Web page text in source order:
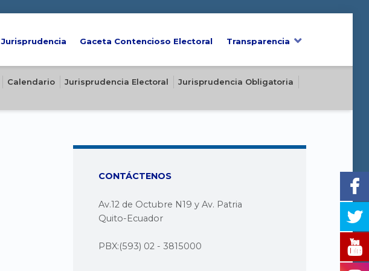
Jurisprudencia Gaceta Contencioso Electoral Transparencia
Calendario Jurisprudencia Electoral
Jurisprudencia Obligatoria
CONTÁCTENOS
Av.12 de Octubre N19 y Av. Patria
Quito-Ecuador
PBX:(593) 02 - 3815000